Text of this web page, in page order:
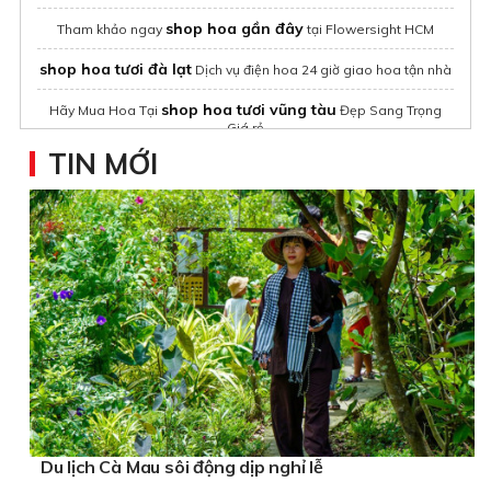
Tham khảo ngay shop hoa gần đâytại Flowersight HCM
shop hoa tươi đà lạt Dịch vụ điện hoa 24 giờ giao hoa tận nhà
Hãy Mua Hoa Tại shop hoa tươi vũng tàu Đẹp Sang Trọng
Giá rẻ
Shop Hoa tươi hải phòng
TIN MỚI
Du lịch Cà Mau sôi động dịp nghỉ lễ